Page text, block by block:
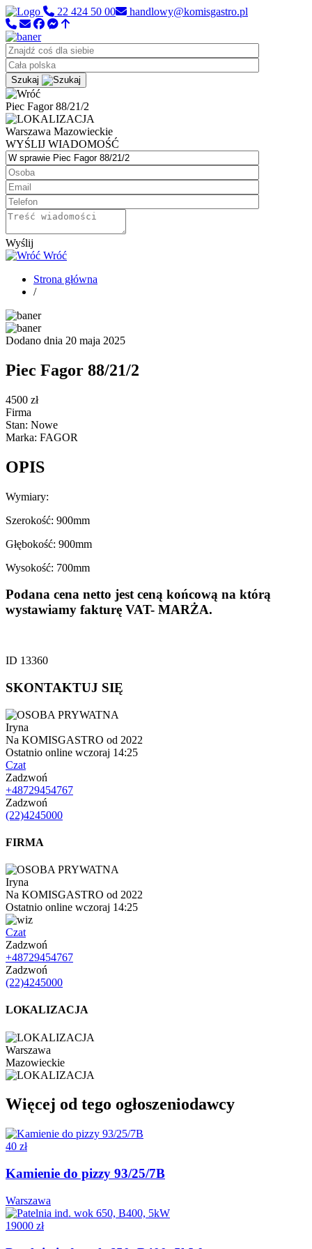
22 424 50 00 handlowy@komisgastro.pl
Szukaj
Piec Fagor 88/21/2
Warszawa Mazowieckie
WYŚLIJ WIADOMOŚĆ
Wyślij
Wróć
Strona główna
/
Dodano dnia 20 maja 2025
Piec Fagor 88/21/2
4500 zł
Firma
Stan: Nowe
Marka: FAGOR
OPIS
Wymiary:
Szerokość: 900mm
Głębokość: 900mm
Wysokość: 700mm
Podana cena netto jest ceną końcową na którą
wystawiamy fakturę VAT- MARŻA.
ID 13360
SKONTAKTUJ SIĘ
Iryna
Na KOMISGASTRO od 2022
Ostatnio online wczoraj 14:25
Czat
Zadzwoń
+48729454767
Zadzwoń
(22)4245000
FIRMA
Iryna
Na KOMISGASTRO od 2022
Ostatnio online wczoraj 14:25
Czat
Zadzwoń
+48729454767
Zadzwoń
(22)4245000
LOKALIZACJA
Warszawa
Mazowieckie
Więcej od tego ogłoszeniodawcy
40 zł
Kamienie do pizzy 93/25/7B
Warszawa
19000 zł